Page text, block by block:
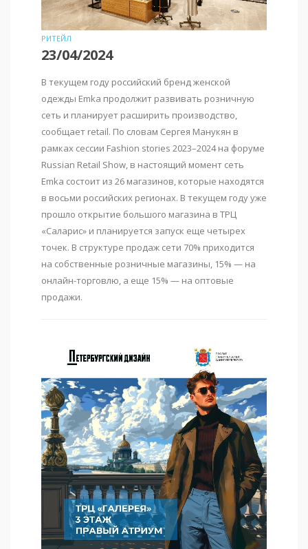
РИТЕЙЛ
23/04/2024
В текущем году российский бренд женской
одежды Emka продолжит развивать розничную
сеть и планирует расширить производство,
сообщает retail. По словам Сергея Манукян в
рамках сессии Fashion stories 2023–2024 на форуме
Russian Retail Show, в настоящий момент сеть
Emka состоит из 26 магазинов, которые находятся
в восьми российских регионах. В текущем году уже
прошло открытие большого магазина в ТРЦ
«Саларис» и планируется запуск еще четырех
точек. В структуре продаж сети 70% приходится
на собственные розничные магазины, 15% — на
онлайн-торговлю, а еще 15% — на оптовые
продажи.